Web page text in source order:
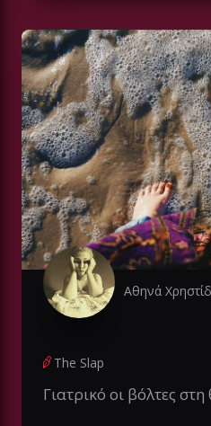
Αθηνά
The Slap
Γιατρικό οι βόλτες